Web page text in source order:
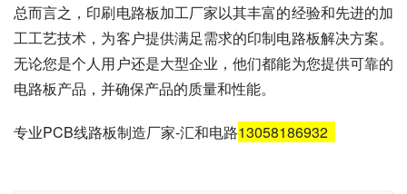
总而言之，印刷电路板加工厂家以其丰富的经验和先进的加
工工艺技术，为客户提供满足需求的印制电路板解决方案。
无论您是个人用户还是大型企业，他们都能为您提供可靠的
电路板产品，并确保产品的质量和性能。
专业PCB线路板制造厂家-汇和电路13058186932